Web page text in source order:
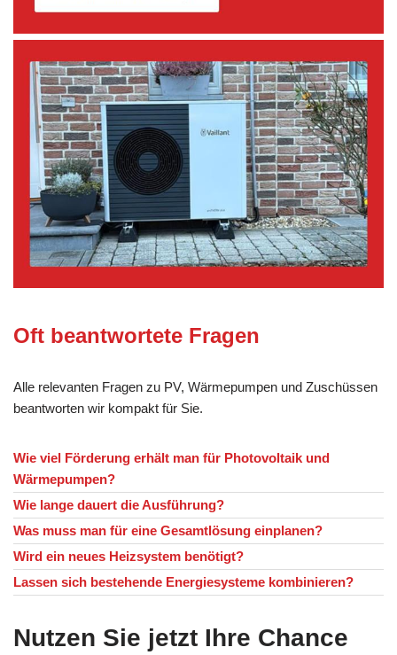
Oft beantwortete Fragen
Alle relevanten Fragen zu PV, Wärmepumpen und Zuschüssen
beantworten wir kompakt für Sie.
Wie viel Förderung erhält man für Photovoltaik und
Wärmepumpen?
Wie lange dauert die Ausführung?
Was muss man für eine Gesamtlösung einplanen?
Wird ein neues Heizsystem benötigt?
Lassen sich bestehende Energiesysteme kombinieren?
Nutzen Sie jetzt Ihre Chance